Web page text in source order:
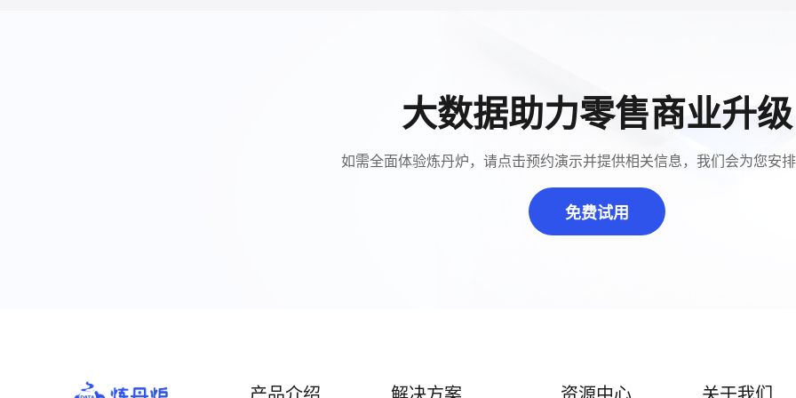
大数据助力零售商业升级
如需全面体验炼丹炉，请点击预约演示并提供相关信息，我们会为您安
免费试用